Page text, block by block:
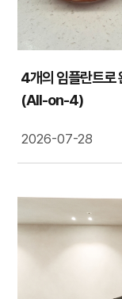
4개의 임플란트로
(All-on-4)
2026-07-28